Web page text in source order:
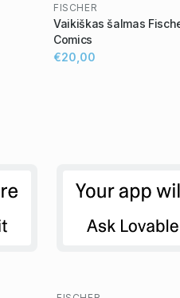
FISCHER
Vaikiškas šalmas
Comics
€20,00